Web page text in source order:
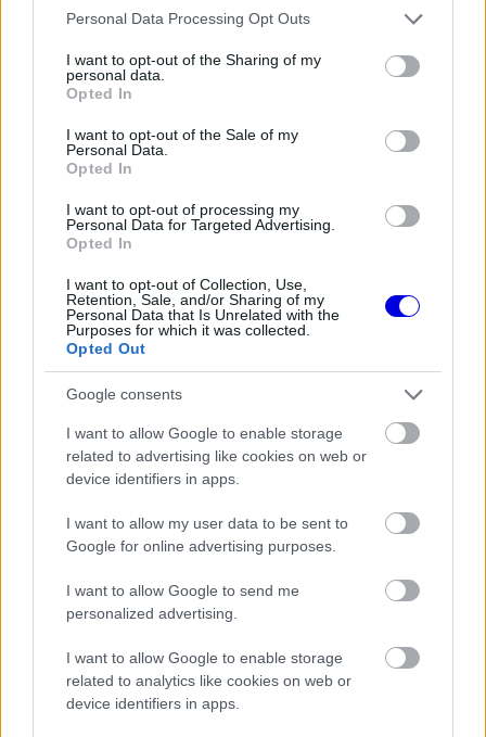
Please note that this website/app uses one or more Google
not limited to your visit or usage behaviour. You may click to
grant or deny consent to Google and its third-party tags to
use your data for below specified purposes in below Google
consent section.
Personal Data Processing Opt Outs
I want to opt-out of the Sharing of my
personal data.
Opted In
I want to opt-out of the Sale of my
Personal Data.
Opted In
I want to opt-out of processing my
Personal Data for Targeted Advertising.
Opted In
I want to opt-out of Collection, Use,
Retention, Sale, and/or Sharing of my
Personal Data that Is Unrelated with the
Purposes for which it was collected.
Opted Out
Google consents
I want to allow Google to enable storage
related to advertising like cookies on web or
device identifiers in apps.
I want to allow my user data to be sent to
Google for online advertising purposes.
I want to allow Google to send me
personalized advertising.
I want to allow Google to enable storage
related to analytics like cookies on web or
device identifiers in apps.
szerezni. Azonban miután a csapat és Russell is
komolyat javult 2021-re, aMercedes
úgy
döntött, Valtteri Bottas helyén 2022-től ő
versenyezhet.
Video
Player
is
loading.
This
modal
window.
The media could not be loaded, either because
the server or network failed or because the format
A Brazil Nagydíjon élete első futamgyőzelmét
megszerző pilóta menedzsere és csapatfőnöke,
Toto Wolff a Motorsport.com kérdésére mondta
el, mennyire büszke a versenyzőre, akit szárnyai
alá vett:
EZEKET IS AJÁNLJUK